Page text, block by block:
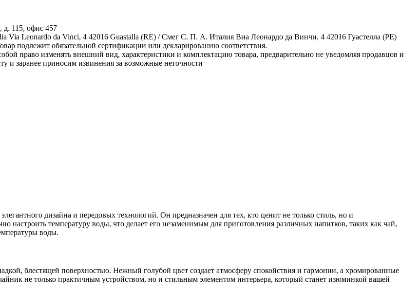
115, офис 457
Via Leonardo da Vinci, 4 42016 Guastalla (RE) / Смег С. П. А. Италия Виа Леонардо да Винчи, 4 42016 Гуастелла (РЕ)
подлежит обязательной сертификации или декларированию соответствия.
право изменять внешний вид, характеристики и комплектацию товара, предварительно не уведомляя продавцов и
и заранее приносим извинения за возможные неточности
дизайна и передовых технологий. Он предназначен для тех, кто ценит не только стиль, но и
настроить температуру воды, что делает его незаменимым для приготовления различных напитков, таких как чай,
воды.
блестящей поверхностью. Нежный голубой цвет создает атмосферу спокойствия и гармонии, а хромированные
не только практичным устройством, но и стильным элементом интерьера, который станет изюминкой вашей